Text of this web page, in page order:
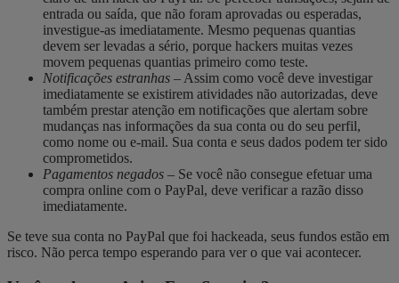
entrada ou saída, que não foram aprovadas ou esperadas,
investigue-as imediatamente. Mesmo pequenas quantias
devem ser levadas a sério, porque hackers muitas vezes
movem pequenas quantias primeiro como teste.
Notificações estranhas – Assim como você deve investigar
imediatamente se existirem atividades não autorizadas, deve
também prestar atenção em notificações que alertam sobre
mudanças nas informações da sua conta ou do seu perfil,
como nome ou e-mail. Sua conta e seus dados podem ter sido
comprometidos.
Pagamentos negados – Se você não consegue efetuar uma
compra online com o PayPal, deve verificar a razão disso
imediatamente.
Se teve sua conta no PayPal que foi hackeada, seus fundos estão em
risco. Não perca tempo esperando para ver o que vai acontecer.